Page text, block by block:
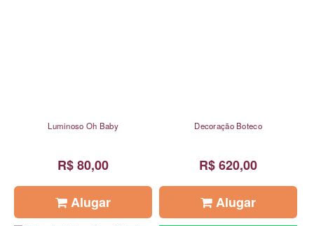
Luminoso Oh Baby
R$ 80,00
Alugar
Decoração Boteco
R$ 620,00
Alugar